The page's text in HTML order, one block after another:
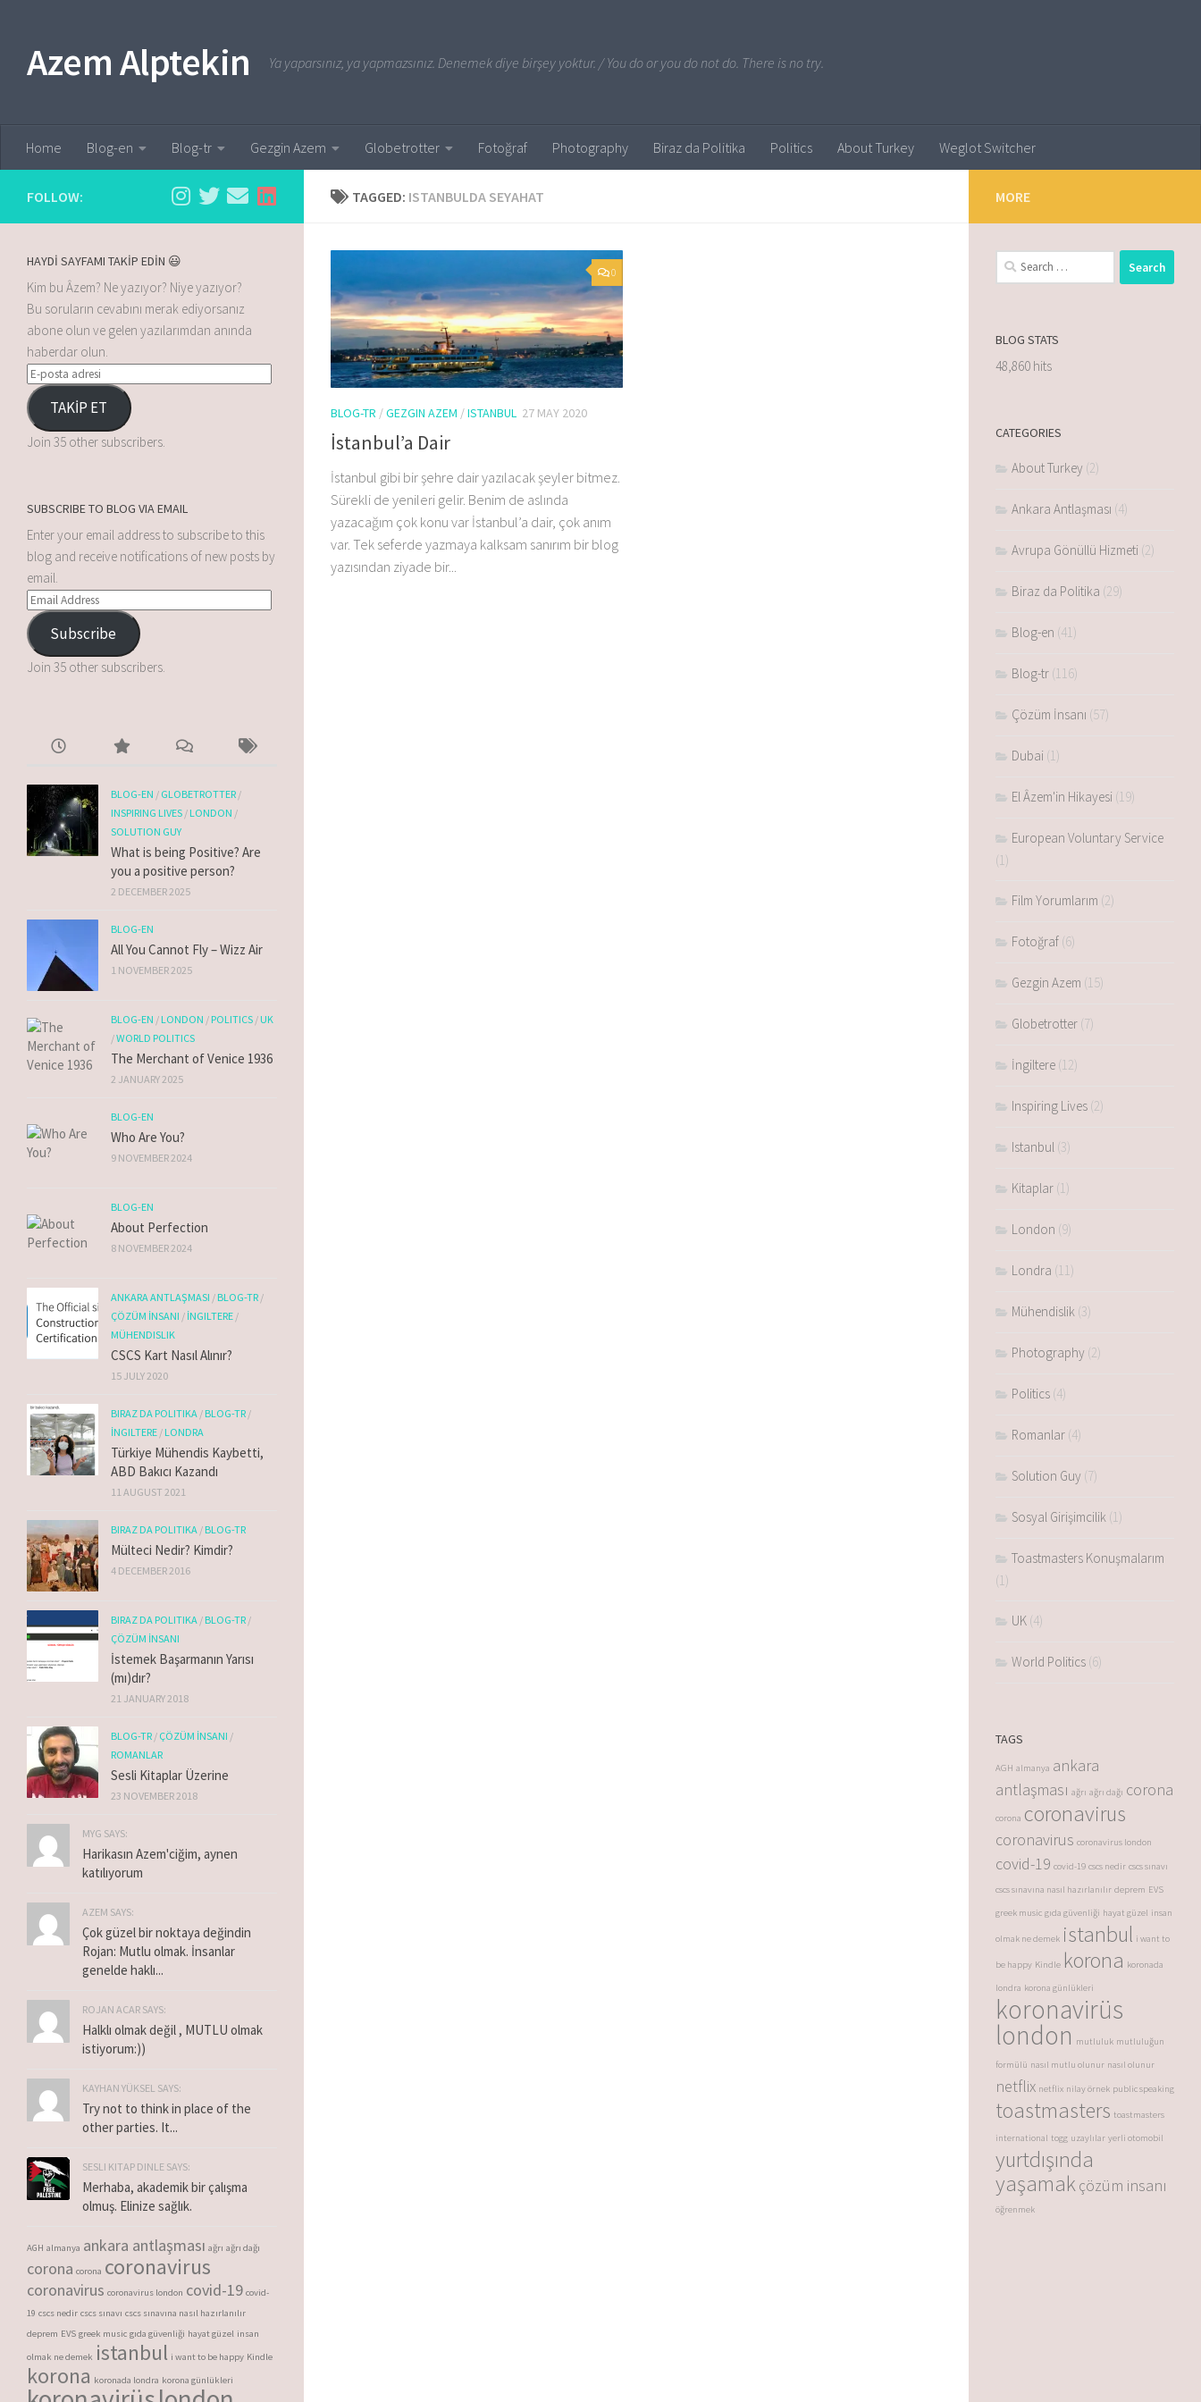
Azem Alptekin Ya yaparsınız, ya yapmazsınız. Denemek diye birşey yoktur. / You do or you do not do. There is no try.
Home Blog-en Blog-tr Gezgin Azem Globetrotter Fotoğraf Photography Biraz da Politika Politics About Turkey Weglot Switcher
TAGGED: ISTANBULDA SEYAHAT
0
BLOG-TR /GEZGIN AZEM /ISTANBUL 27 MAY 2020
İstanbul’a Dair
İstanbul gibi bir şehre dair yazılacak şeyler bitmez.
Sürekli de yenileri gelir. Benim de aslında
yazacağım çok konu var İstanbul’a dair, çok anım
var. Tek seferde yazmaya kalksam sanırım bir blog
yazısından ziyade bir...
FOLLOW:
HAYDİ SAYFAMI TAKİP EDİN 😃
Kim bu Âzem? Ne yazıyor? Niye yazıyor?
Bu soruların cevabını merak ediyorsanız
abone olun ve gelen yazılarımdan anında
haberdar olun.
TAKİP ET
Join 35 other subscribers.
SUBSCRIBE TO BLOG VIA EMAIL
Enter your email address to subscribe to this
blog and receive notifications of new posts by
email.
Subscribe
Join 35 other subscribers.
BLOG-EN / GLOBETROTTER /
INSPIRING LIVES /LONDON /
SOLUTION GUY
What is being Positive? Are
you a positive person?
2 DECEMBER 2025
BLOG-EN
All You Cannot Fly – Wizz Air
1 NOVEMBER 2025
BLOG-EN /LONDON /POLITICS /UK
/WORLD POLITICS
The Merchant of Venice 1936
2 JANUARY 2025
BLOG-EN
Who Are You?
9 NOVEMBER 2024
BLOG-EN
About Perfection
8 NOVEMBER 2024
ANKARA ANTLAŞMASI /BLOG-TR /
ÇÖZÜM İNSANI / İNGILTERE /
MÜHENDISLIK
CSCS Kart Nasıl Alınır?
15 JULY 2020
BIRAZ DA POLITIKA /BLOG-TR /
İNGILTERE /LONDRA
Türkiye Mühendis Kaybetti,
ABD Bakıcı Kazandı
11 AUGUST 2021
BIRAZ DA POLITIKA /BLOG-TR
Mülteci Nedir? Kimdir?
4 DECEMBER 2016
BIRAZ DA POLITIKA /BLOG-TR /
ÇÖZÜM İNSANI
İstemek Başarmanın Yarısı
(mı)dır?
21 JANUARY 2018
BLOG-TR / ÇÖZÜM İNSANI /
ROMANLAR
Sesli Kitaplar Üzerine
23 NOVEMBER 2018
MYG SAYS:
Harikasın Azem'ciğim, aynen
katılıyorum
AZEM SAYS:
Çok güzel bir noktaya değindin
Rojan: Mutlu olmak. İnsanlar
genelde haklı...
ROJAN ACAR SAYS:
Halklı olmak değil , MUTLU olmak
istiyorum:))
KAYHAN YÜKSEL SAYS:
Try not to think in place of the
other parties. It...
SESLI KITAP DINLE SAYS:
Merhaba, akademik bir çalışma
olmuş. Elinize sağlık.
AGH almanya ankara antlaşması ağrı ağrı dağı
corona corona coronavirus
coronavirus coronavirus london covid-19 covid-
19 cscs nedir cscs sınavı cscs sınavına nasıl hazırlanılır
deprem EVS greek music gıda güvenliği hayat güzel insan
olmak ne demek istanbul i want to be happy Kindle
korona koronada londra korona günlükleri
MORE
BLOG STATS
48,860 hits
CATEGORIES
About Turkey (2)
Ankara Antlaşması (4)
Avrupa Gönüllü Hizmeti (2)
Biraz da Politika (29)
Blog-en (41)
Blog-tr (116)
Çözüm İnsanı (57)
Dubai (1)
El Âzem'in Hikayesi (19)
European Voluntary Service
(1)
Film Yorumlarım (2)
Fotoğraf (6)
Gezgin Azem (15)
Globetrotter (7)
İngiltere (12)
Inspiring Lives (2)
Istanbul (3)
Kitaplar (1)
London (9)
Londra (11)
Mühendislik (3)
Photography (2)
Politics (4)
Romanlar (4)
Solution Guy (7)
Sosyal Girişimcilik (1)
Toastmasters Konuşmalarım
(1)
UK (4)
World Politics (6)
TAGS
AGH almanya ankara
antlaşması ağrı ağrı dağı corona
corona coronavirus
coronavirus coronavirus london
covid-19 covid-19 cscs nedir cscs sınavı
cscs sınavına nasıl hazırlanılır deprem EVS
greek music gıda güvenliği hayat güzel insan
olmak ne demek istanbul i want to
be happy Kindle korona koronada
londra korona günlükleri
koronavirüs
london mutluluk mutluluğun
formülü nasıl mutlu olunur nasıl olunur
netflix netflix nilay örnek public speaking
toastmasters toastmasters
international togg uzaylılar yerli otomobil
yurtdışında
yaşamakçözüm insanı
öğrenmek